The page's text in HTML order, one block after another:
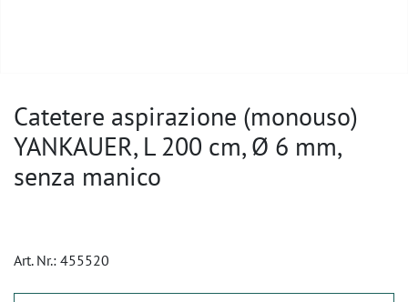
Catetere aspirazione (monouso)
YANKAUER, L 200 cm, Ø 6 mm,
senza manico
Art. Nr.: 455520